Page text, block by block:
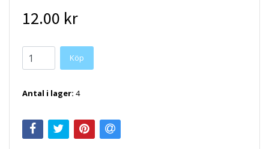
12.00 kr
Antal i lager: 4